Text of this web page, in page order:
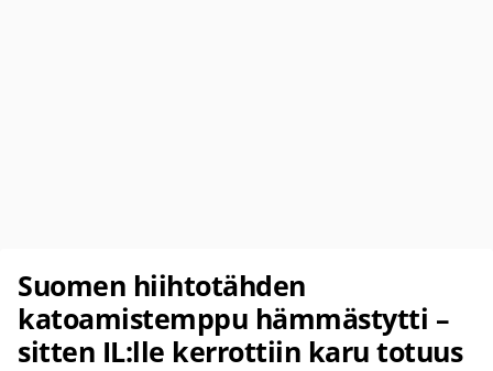
Suomen hiihtotähden
katoamistemppu hämmästytti –
sitten IL:lle kerrottiin karu totuus